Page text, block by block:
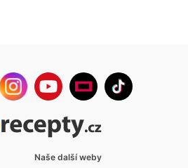
Naše další weby